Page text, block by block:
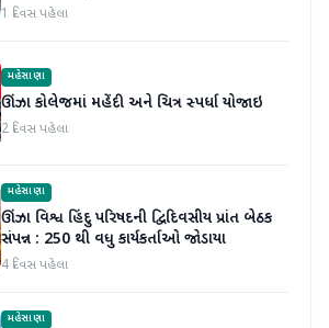
1 દિવસ પહેલા
મહેસાણા
ઊંઝા કોલેજમાં મહેંદી અને ચિત્ર સ્પર્ધા યોજાઇ
2 દિવસ પહેલા
મહેસાણા
ઊંઝા વિશ્વ હિંદુ પરિષદની દ્વિદિવસીય પ્રાંત બેઠક
સંપન્ન : 250 થી વધુ કાર્યકર્તાઓ જોડાયા
4 દિવસ પહેલા
મહેસાણા